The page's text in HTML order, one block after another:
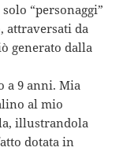
“personaggi”
da
generato dalla
a 9 anni. Mia
al mio
illustrandola
dotata in